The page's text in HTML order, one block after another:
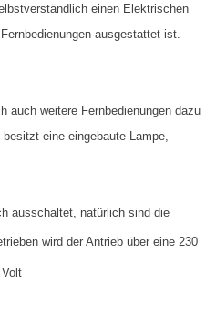
einen Elektrischen
ausgestattet ist.
auch weitere Fernbedienungen dazu
eine eingebaute Lampe,
ausschaltet, natürlich sind die
wird der Antrieb über eine 230
Volt